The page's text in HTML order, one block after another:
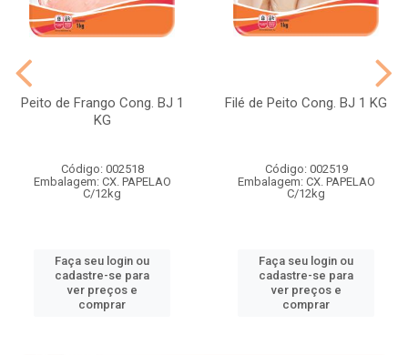
Peito de Frango Cong. BJ 1
KG
Código: 002518
Embalagem: CX. PAPELAO
C/12kg
Faça seu login ou
cadastre-se para
ver preços e
comprar
Filé de Peito Cong. BJ 1 KG
Código: 002519
Embalagem: CX. PAPELAO
C/12kg
Faça seu login ou
cadastre-se para
ver preços e
comprar